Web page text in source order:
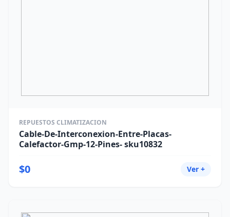
REPUESTOS CLIMATIZACION
Cable-De-Interconexion-Entre-Placas-
Calefactor-Gmp-12-Pines- sku10832
$0 Ver +